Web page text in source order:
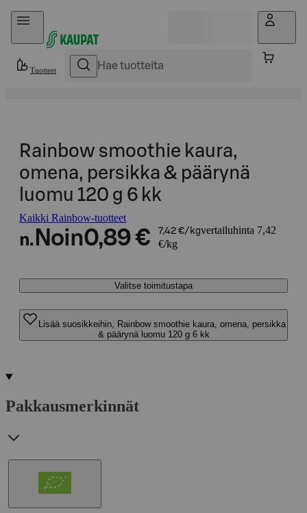
Hyppää sisältöön
Tuotteet
Rainbow smoothie kaura,
omena, persikka & päärynä
luomu 120 g 6 kk
Kaikki Rainbow-tuotteet
n. Noin0,89 € 7,42 €/kgvertailuhinta 7,42
€/kg
Valitse toimitustapa
Lisää suosikkeihin, Rainbow smoothie kaura, omena, persikka
& päärynä luomu 120 g 6 kk
Pakkausmerkinnät